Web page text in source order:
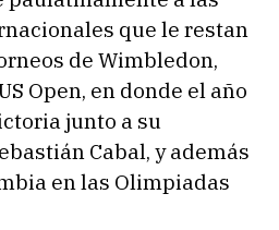
que le restan
de Wimbledon,
Open, en donde el año
junto a su
Cabal, y además
en las Olimpiadas